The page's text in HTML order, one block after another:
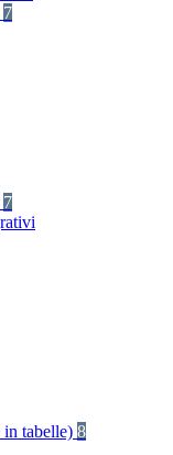
7
7
tabelle) 8